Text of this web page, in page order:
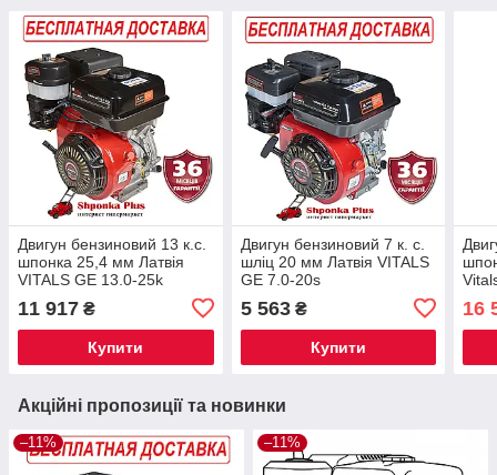
Двигун бензиновий 13 к.с.
шпонка 25,4 мм Латвія
VITALS GE 13.0-25k
11 917 ₴
Купити
Двигун бензиновий 7 к. с.
шліц 20 мм Латвія VITALS
GE 7.0-20s
5 563₴
Купити
16
Акційні пропозиції та новинки
–11% –11%